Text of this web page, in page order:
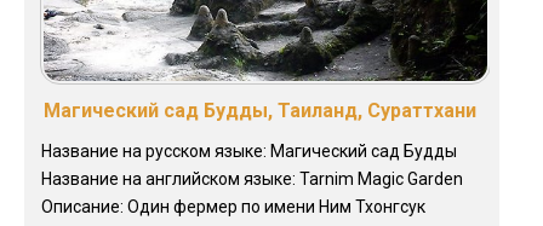
Магический сад Будды, Таиланд, Сураттхани
Название на русском языке: Магический сад Будды
Название на английском языке: Tarnim Magic Garden
Описание: Один фермер по имени Ним Тхонгсук